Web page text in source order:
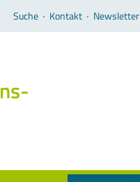
Navigation überspringen
Suche ‧ Kontakt ‧ Newsletter